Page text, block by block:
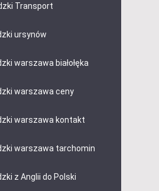
Transport
ursynów
warszawa białołęka
warszawa ceny
warszawa kontakt
warszawa tarchomin
z Anglii do Polski